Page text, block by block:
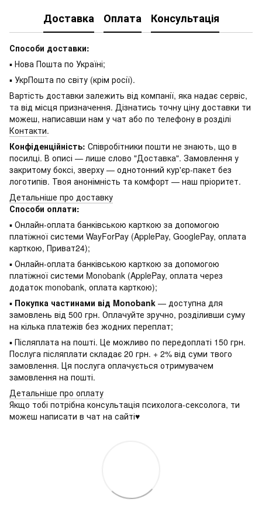
Доставка Оплата Консультація
Способи доставки:
▪ Нова Пошта по Україні;
▪ УкрПошта по світу (крім росії).
Вартість доставки залежить від компанії, яка надає сервіс,
та від місця призначення. Дізнатись точну ціну доставки ти
можеш, написавши нам у чат або по телефону в розділі
Контакти.
Конфіденційність: Співробітники пошти не знають, що в
посилці. В описі — лише слово "Доставка". Замовлення у
закритому боксі, зверху — однотонний кур'єр-пакет без
логотипів. Твоя анонімність та комфорт — наш пріоритет.
Детальніше про доставку
Способи оплати:
▪ Онлайн-оплата банківською карткою за допомогою
платіжної системи WayForPay (ApplePay, GooglePay, оплата
карткою, Приват24);
▪ Онлайн-оплата банківською карткою за допомогою
платіжної системи Monobank (ApplePay, оплата через
додаток monobank, оплата карткою);
▪ Покупка частинами від Monobank — доступна для
замовлень від 500 грн. Оплачуйте зручно, розділивши суму
на кілька платежів без жодних переплат;
▪ Післяплата на пошті. Це можливо по передоплаті 150 грн.
Послуга післяплати складає 20 грн. + 2% від суми твого
замовлення. Ця послуга оплачується отримувачем
замовлення на пошті.
Детальніше про оплату
Якщо тобі потрібна консультація психолога-сексолога, ти
можеш написати в чат на сайті♥